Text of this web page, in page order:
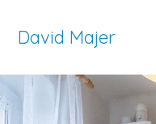
David Majer